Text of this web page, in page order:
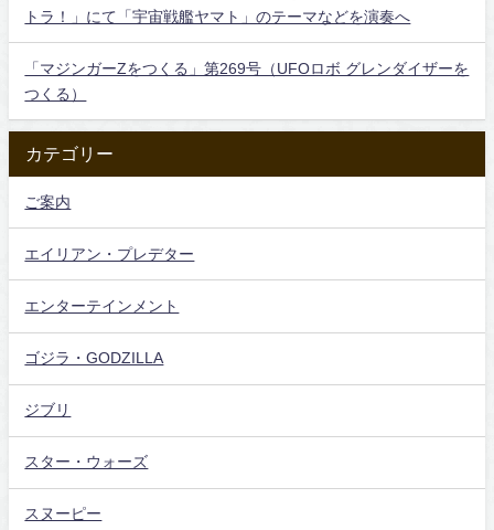
トラ！」にて「宇宙戦艦ヤマト」のテーマなどを演奏へ
「マジンガーZをつくる」第269号（UFOロボ グレンダイザーを
つくる）
カテゴリー
ご案内
エイリアン・プレデター
エンターテインメント
ゴジラ・GODZILLA
ジブリ
スター・ウォーズ
スヌーピー